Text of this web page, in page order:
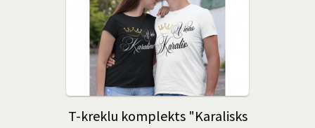
T-kreklu komplekts "Karalisks